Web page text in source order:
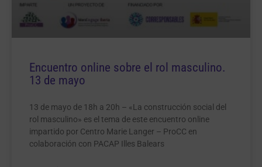
Encuentro online sobre el rol masculino.
13 de mayo
13 de mayo de 18h a 20h – «La construcción social del
rol masculino» es el tema de este encuentro online
impartido por Centro Marie Langer – ProCC en
colaboración con PACAP Illes Balears